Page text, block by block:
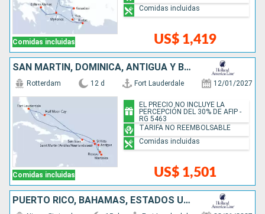
Comidas incluidas US$ 1,419
Comidas incluidas
SAN MARTÍN, DOMINICA, ANTIGUA Y BARBUDA, PUERTO RICO, BAHAMAS, ESTADOS UNIDOS
Comidas incluidas
Rotterdam 12 d Fort Lauderdale 12/01/2027
US$ 1,501
EL PRECIO NO INCLUYE LA
PERCEPCIÓN DEL 30% DE AFIP -
RG 5463
TARIFA NO REEMBOLSABLE
Comidas incluidas
PUERTO RICO, BAHAMAS, ESTADOS UNIDOS, JAMAICA, ISLAS CAIMÁN, MÉXICO